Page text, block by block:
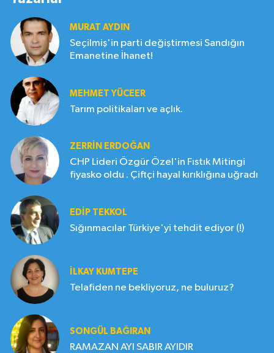
MURAT AYDIN
Seçilmiş'in parti değiştirmesi Sandığın
Emanetine İhanet!
MEHMET YÜCEER
Tarım politikaları ve açlık.
ZERRIN ERDOĞAN
CHP Lideri Özgür Özel'in Fıstık Mitingi
fiyasko oldu . Çiftçi hayal kırıklığına uğradı
EDIP TEKKOL
Sığınmacılar Türkiye'yi tehdit ediyor (!)
İLKAY KUMTEPE
Telafiden ne bekliyoruz, ne buluruz?
SONGÜL BAĞIRAN
RAMAZAN AYI SABIR AYIDIR